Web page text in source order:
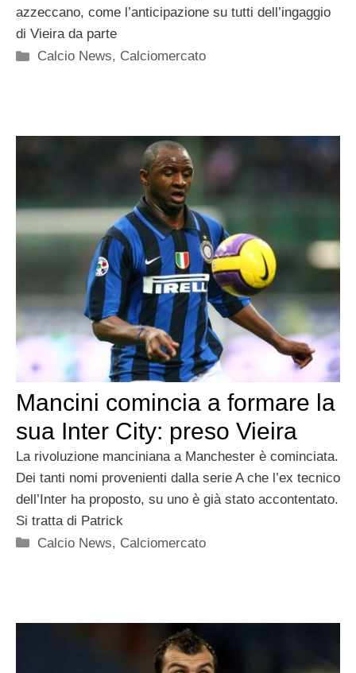
azzeccano, come l’anticipazione su tutti dell’ingaggio
di Vieira da parte
Categorie
Calcio News, Calciomercato
Mancini comincia a formare la
sua Inter City: preso Vieira
La rivoluzione manciniana a Manchester è cominciata.
Dei tanti nomi provenienti dalla serie A che l’ex tecnico
dell’Inter ha proposto, su uno è già stato accontentato.
Si tratta di Patrick
Categorie
Calcio News, Calciomercato